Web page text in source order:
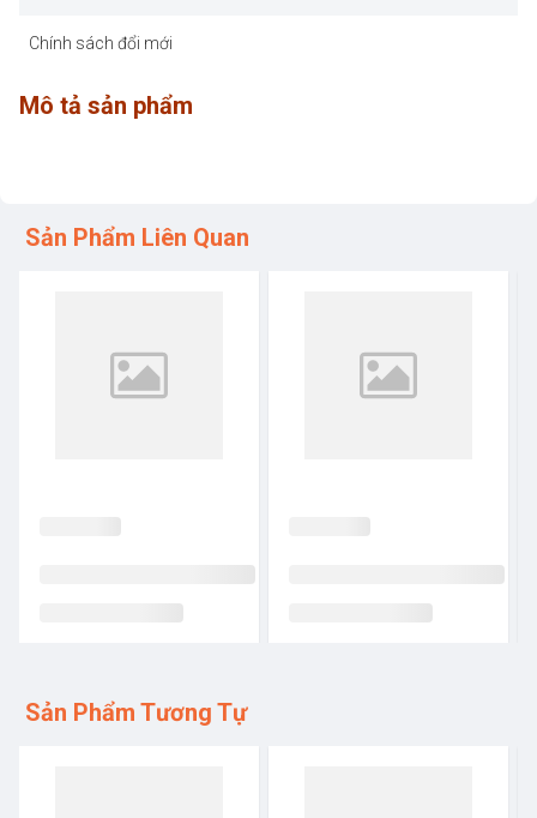
Chính sách đổi mới
Mô tả sản phẩm
Sản Phẩm Liên Quan
Sản Phẩm Tương Tự